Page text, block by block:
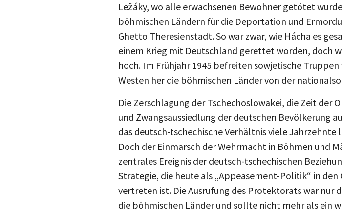
Ležáky, wo alle erwachsenen Bewohner getötet
böhmischen Ländern für die Deportation und
Ghetto Theresienstadt. So war zwar, wie Hácha es
einem Krieg mit Deutschland gerettet worden, doch
hoch. Im Frühjahr 1945 befreiten sowjetische
Westen her die böhmischen Länder von der
Die Zerschlagung der Tschechoslowakei, die Zeit der
und Zwangsaussiedlung der deutschen Bevölkerung
das deutsch-tschechische Verhältnis viele Jahrzehnte
Doch der Einmarsch der Wehrmacht in Böhmen und
zentrales Ereignis der deutsch-tschechischen
Strategie, die heute als „Appeasement-Politik“ in
vertreten ist. Die Ausrufung des Protektorats war
die böhmischen Länder und sollte nicht mehr als ein